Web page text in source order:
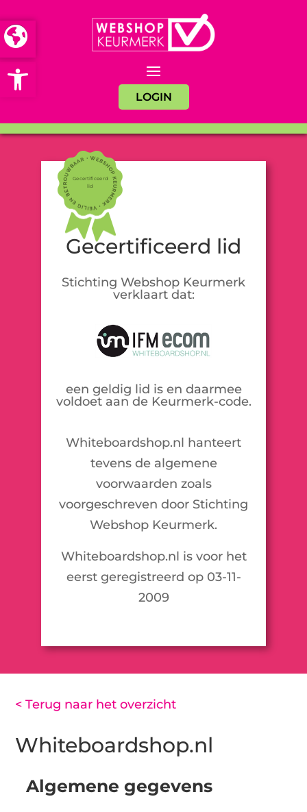
Open toolbar
LOGIN
Gecertificeerd
lid
Gecertificeerd lid
Stichting Webshop Keurmerk
verklaart dat:
een geldig lid is en daarmee
voldoet aan de Keurmerk-code.
Whiteboardshop.nl hanteert
tevens de algemene
voorwaarden zoals
voorgeschreven door Stichting
Webshop Keurmerk.
Whiteboardshop.nl is voor het
eerst geregistreerd op 03-11-
2009
< Terug naar het overzicht
Whiteboardshop.nl
Algemene gegevens